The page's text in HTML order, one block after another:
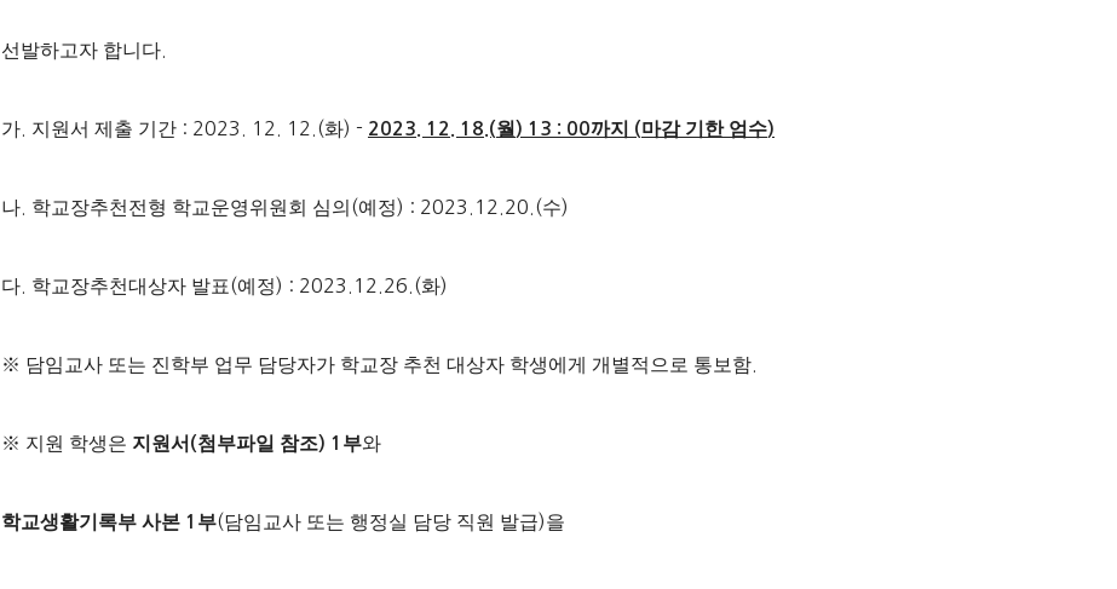
선발하고자 합니다
가 지원서 제출 기간 : 2023. 12. 12.(화) - 2023. 12. 18.( 월 ) 13 : 00까지 ( 마감 기한 엄수)
나 학교장추천전형 학교운영위원회 심의 (예정) : 2023.12.20.(수)
다 학교장추천대상자 발표(예정) : 2023.12.26.(화)
※ 담임교사 또는 진학부 업무 담당자가 학교장 추천 대상자 학생에게 개별적으로 통보함
※ 지원 학생은 지원서 ( 첨부파일 참조) 1 부와
학교생활기록부 사본 1 부(담임교사 또는 행정실 담당 직원 발급)을